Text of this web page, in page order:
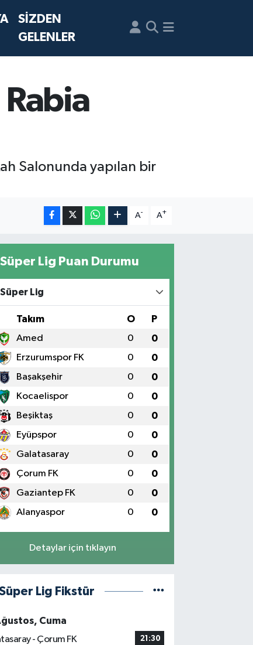
SİZDEN
GELENLER
Rabia
Salonunda yapılan bir
A- A+
Süper Lig Puan Durumu
Süper Lig
Takım O P
Amed 0 0
Erzurumspor FK 0 0
Başakşehir 0 0
Kocaelispor 0 0
Beşiktaş 0 0
Eyüpspor 0 0
Galatasaray 0 0
Çorum FK 0 0
Gaziantep FK 0 0
Alanyaspor 0 0
Detaylar için tıklayın
Lig Fikstür
Cuma
- Çorum FK
21:30